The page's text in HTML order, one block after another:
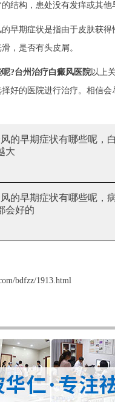
结构，患处没有发痒或其他
期症状是指由于皮肤获得
，是否有头皮屑。
?台州治疗白癜风医院以上
好的医院进行治疗。相信
的早期症状有哪些呢，
大
的早期症状有哪些呢，
会好的
bdfzz/1913.html